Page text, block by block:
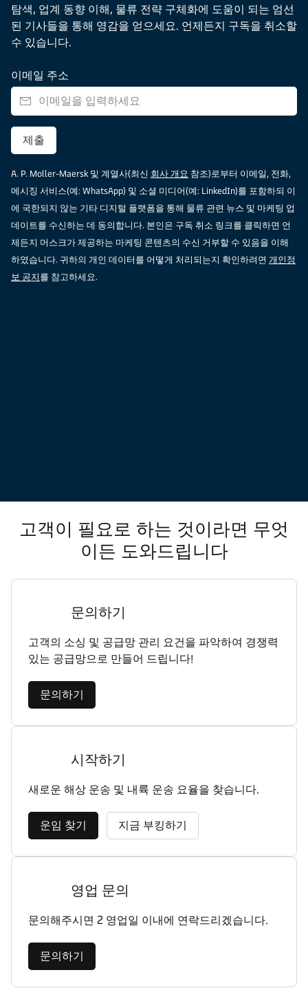
탐색, 업계 동향 이해, 물류 전략 구체화에 도움이 되는 엄선
된 기사들을 통해 영감을 얻으세요. 언제든지 구독을 취소할
수 있습니다.
이메일 주소
제출
A. P. Moller-Maersk 및 계열사(최신 회사 개요 참조)로부터 이메일, 전화,
메시징 서비스(예: WhatsApp) 및 소셜 미디어(예: LinkedIn)를 포함하되 이
에 국한되지 않는 기타 디지털 플랫폼을 통해 물류 관련 뉴스 및 마케팅 업
데이트를 수신하는 데 동의합니다. 본인은 구독 취소 링크를 클릭하면 언
제든지 머스크가 제공하는 마케팅 콘텐츠의 수신 거부할 수 있음을 이해
하였습니다. 귀하의 개인 데이터를 어떻게 처리되는지 확인하려면 개인정
보 공지 를 참고하세요.
고객이 필요로 하는 것이라면 무엇
이든 도와드립니다
문의하기
고객의 소싱 및 공급망 관리 요건을 파악하여 경쟁력
있는 공급망으로 만들어 드립니다!
문의하기
시작하기
새로운 해상 운송 및 내륙 운송 요율을 찾습니다.
운임 찾기 지금 부킹하기
영업 문의
문의해주시면 2 영업일 이내에 연락드리겠습니다.
문의하기